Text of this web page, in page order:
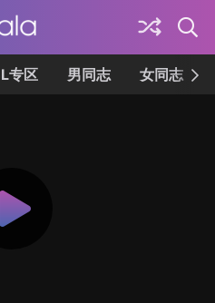
专区 男同志 女同志